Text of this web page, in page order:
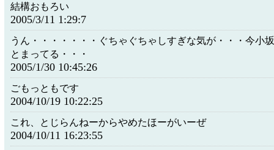
結構おもろい
2005/3/11 1:29:7
うん・・・・・・・ぐちゃぐちゃしすぎな気が・・・今小
とまってる・・・
2005/1/30 10:45:26
ごもっともです
2004/10/19 10:22:25
これ、とじらんねーからやめたほーがいーぜ
2004/10/11 16:23:55